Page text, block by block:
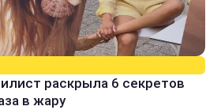
раскрыла 6 секретов
в жару